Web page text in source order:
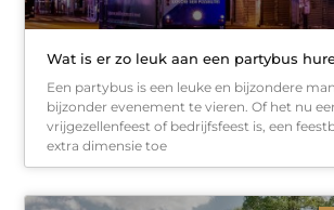
Wat is er zo leuk aan een partybus
Een partybus is een leuke en bijzondere
bijzonder evenement te vieren. Of het nu
vrijgezellenfeest of bedrijfsfeest is, een
extra dimensie toe